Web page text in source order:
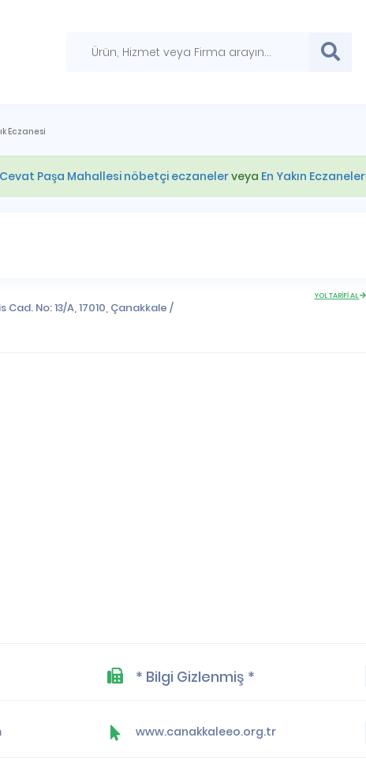
Eczanesi
Cevat Paşa Mahallesi nöbetçi eczanelerveya En Yakın Eczaneler
Cad. No: 13/A, 17010, Çanakkale /
YOL TARİFİ AL
* Bilgi Gizlenmiş *
www.canakkaleeo.org.tr